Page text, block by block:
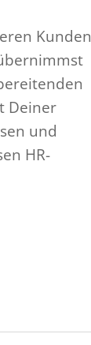
Kunden
Deiner
und
HR-